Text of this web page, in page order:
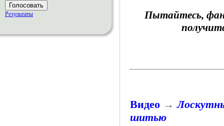
Голосовать
Результаты
Пытайтесь,
Видео →
шитью